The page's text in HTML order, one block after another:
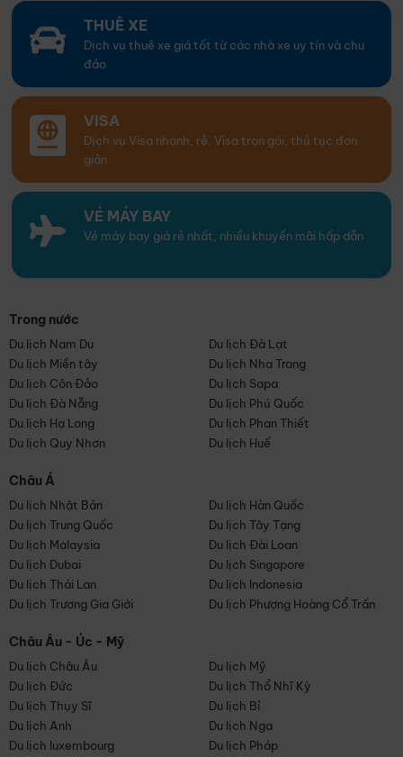
THUÊ XE
Dịch vụ thuê xe giá tốt từ các nhà xe uy tín và chu
đáo
VISA
Dịch vụ Visa nhanh, rẻ. Visa trọn gói, thủ tục đơn
giản
VÉ MÁY BAY
Vé máy bay giá rẻ nhất, nhiều khuyến mãi hấp dẫn
Trong nước
Du lịch Nam Du
Du lịch Đà Lạt
Du lịch Miền tây
Du lịch Nha Trang
Du lịch Côn Đảo
Du lịch Sapa
Du lịch Đà Nẵng
Du lịch Phú Quốc
Du lịch Hạ Long
Du lịch Phan Thiết
Du lịch Quy Nhơn
Du lịch Huế
Châu Á
Du lịch Nhật Bản
Du lịch Hàn Quốc
Du lịch Trung Quốc
Du lịch Tây Tạng
Du lịch Malaysia
Du lịch Đài Loan
Du lịch Dubai
Du lịch Singapore
Du lịch Thái Lan
Du lịch Indonesia
Du lịch Trương Gia Giới
Du lịch Phượng Hoàng Cổ Trấn
Châu Âu - Úc - Mỹ
Du lịch Châu Âu
Du lịch Mỹ
Du lịch Đức
Du lịch Thổ Nhĩ Kỳ
Du lịch Thụy Sĩ
Du lịch Bỉ
Du lịch Anh
Du lịch Nga
Du lịch luxembourg
Du lịch Pháp